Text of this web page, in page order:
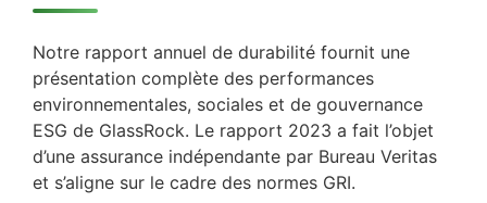
Notre rapport annuel de durabilité fournit une
présentation complète des performances
environnementales, sociales et de gouvernance
ESG de GlassRock. Le rapport 2023 a fait l’objet
d’une assurance indépendante par Bureau Veritas
et s’aligne sur le cadre des normes GRI.